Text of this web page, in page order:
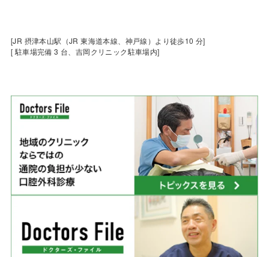
[JR 摂津本山駅（JR 東海道本線、神戸線）より徒歩10 分]
[ 駐車場完備 3 台、吉岡クリニック駐車場内]